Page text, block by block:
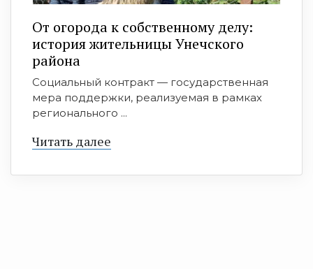
От огорода к собственному делу:
история жительницы Унечского
района
Социальный контракт — государственная
мера поддержки, реализуемая в рамках
регионального ...
Читать далее